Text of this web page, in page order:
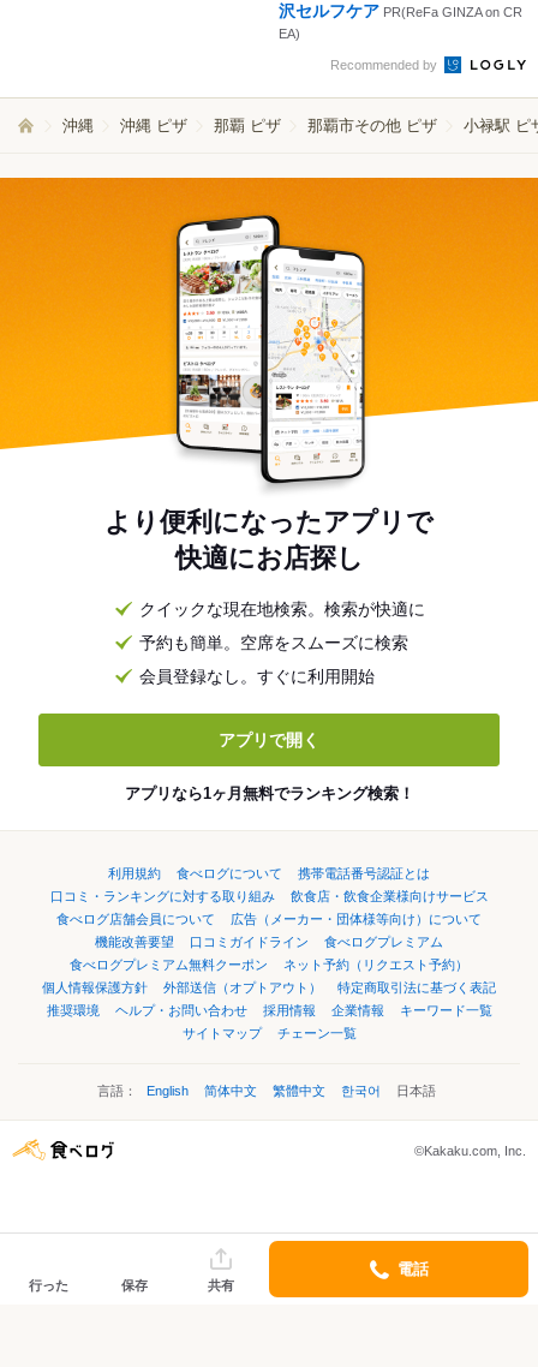
沢セルフケア PR(ReFa GINZA on CR
EA)
Recommended by
沖縄 沖縄 ピザ 那覇 ピザ 那覇市その他 ピザ 小禄駅 ピ
より便利になったアプリで
快適にお店探し
クイックな現在地検索。検索が快適に
予約も簡単。空席をスムーズに検索
会員登録なし。すぐに利用開始
アプリで開く
アプリなら1ヶ月無料でランキング検索！
利用規約 食べログについて
携帯電話番号認証とは
口コミ・ランキングに対する取り組み
飲食店・飲食企業様向けサービス
食べログ店舗会員について
広告（メーカー・団体様等向け）について
機能改善要望
口コミガイドライン
食べログプレミアム
食べログプレミアム無料クーポン
ネット予約（リクエスト予約）
個人情報保護方針
外部送信（オプトアウト）
特定商取引法に基づく表記
推奨環境
ヘルプ・お問い合わせ 採用情報 企業情報
キーワード一覧
サイトマップ
チェーン一覧
言語： English 简体中文 繁體中文 한국어 日本語
©Kakaku.com, Inc.
行った 保存 共有
電話